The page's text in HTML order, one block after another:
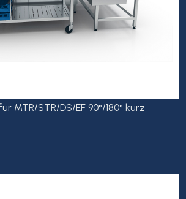
MTR/STR/DS/EF 90°/180° kurz